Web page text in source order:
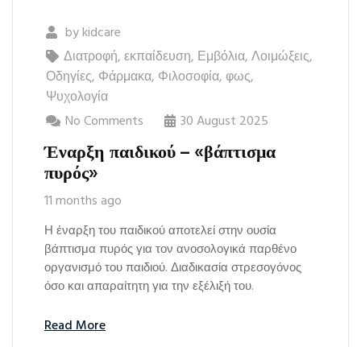
bykidcare
Διατροφή,εκπαίδευση, Εμβόλια,Λοιμώξεις,
Οδηγίες, Φάρμακα, Φιλοσοφία,φως,
Ψυχολογία
No Comments
30 August 2025
Έναρξη παιδικού – «βάπτισμα
πυρός»
11 months ago
Η έναρξη του παιδικού αποτελεί στην ουσία
βάπτισμα πυρός για τον ανοσολογικά παρθένο
οργανισμό του παιδιού. Διαδικασία στρεσογόνος
όσο και απαραίτητη για την εξέλιξή του.
Read More